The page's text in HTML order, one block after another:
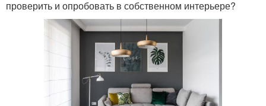
проверить и опробовать в собственном интерьере?